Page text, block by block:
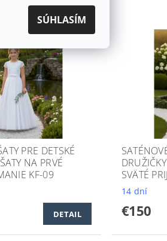
PRE DETSKÉ
NA PRVÉ
KF-09
DETAIL
SVÄTÉ
14 dní
€150
SÚHLASÍM